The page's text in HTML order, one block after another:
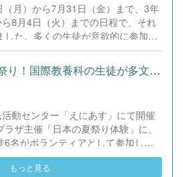
り、多大なるご支援・ご協力をいた
ならびに心温まるご寄付や温かい
った地域の皆様方に、心より感謝申
の温かいご支援が部員たちの大きな
で最高のパフォーマンスと演技を
。今回の経験を糧に、さらに表現
活動してまいります。引き続き、
ご声援をよろしくお願いいたしま
月）から7月31日（金）まで、3年
8月4日（火）までの日程で、それ
した。多くの生徒が意欲的に参加
容の復習や発展的な内容、受験に向
り組む姿が見られました。夏期講
慣や知識を、今後の学校生活や学習
らなる成長につなげてくれること
【世界とつながる夏祭り！国際教養科の生徒が多文化共生ボランテ...
動センター「えにあす」にて開催
ザ主催「日本の夏祭り体験」に、
6名がボランティアとして参加しま
イナ、ネパール、アフガニスタンな
まり、ヨーヨー釣りや綿あめ、盆踊
もっと見る